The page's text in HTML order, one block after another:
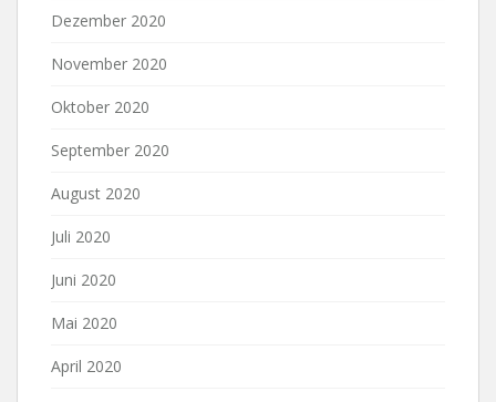
Dezember 2020
November 2020
Oktober 2020
September 2020
August 2020
Juli 2020
Juni 2020
Mai 2020
April 2020